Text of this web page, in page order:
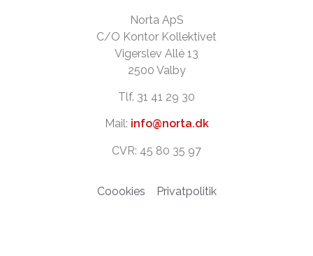
Norta ApS
C/O Kontor Kollektivet
Vigerslev Allé 13
2500 Valby
Tlf. 31 41 29 30
Mail: info@norta.dk
CVR: 45 80 35 97
Coookies Privatpolitik